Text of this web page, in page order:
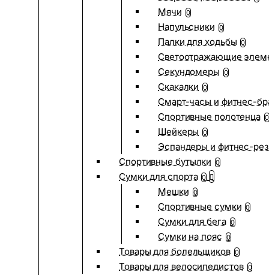
Мячи 0
Напульсники 0
Палки для ходьбы 0
Светоотражающие
Секундомеры 0
Скакалки 0
Смарт-часы и фитнес-
Спортивные полотенца 0
Шейкеры 0
Эспандеры и фитнес-
Спортивные бутылки 0
Сумки для спорта 0
Мешки 0
Спортивные сумки 0
Сумки для бега 0
Сумки на пояс 0
Товары для болельщиков 0
Товары для велосипедистов 0